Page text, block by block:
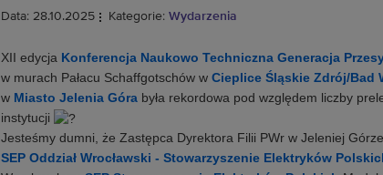
Data: 28.10.2025 Kategorie: Wydarzenia
XII edycja Konferencja Naukowo Techniczna Generacja
w murach Pałacu Schaffgotschów w Cieplice Śląskie Zdrój/Bad
w Miasto Jelenia Górabyła rekordowa pod względem liczby
instytucji
Jesteśmy dumni, że Zastępca Dyrektora Filii PWr w Jeleniej
SEP Oddział Wrocławski - Stowarzyszenie Elektryków